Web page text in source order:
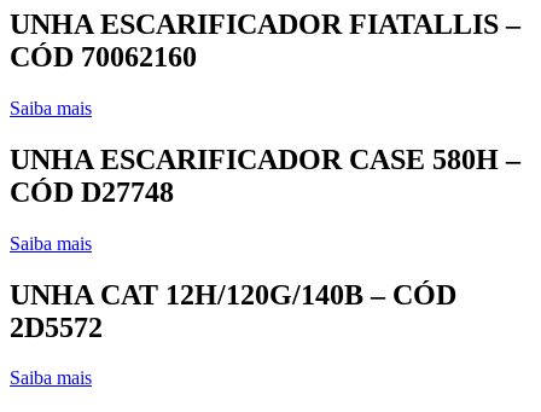
UNHA ESCARIFICADOR FIATALLIS –
CÓD 70062160
Saiba mais
UNHA ESCARIFICADOR CASE 580H –
CÓD D27748
Saiba mais
UNHA CAT 12H/120G/140B – CÓD
2D5572
Saiba mais